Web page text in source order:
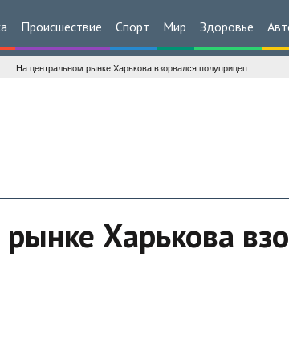
Происшествие Спорт Мир Здоровье
На центральном рынке Харькова взорвался полуприцеп
Харькова